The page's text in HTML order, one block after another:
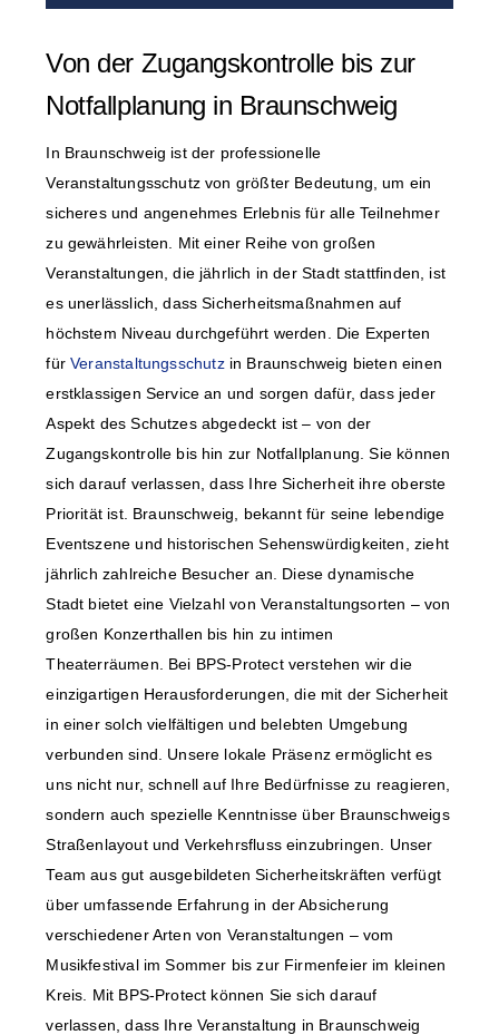
Von der Zugangskontrolle bis zur
Notfallplanung in Braunschweig
In Braunschweig ist der professionelle
Veranstaltungsschutz von größter Bedeutung, um ein
sicheres und angenehmes Erlebnis für alle Teilnehmer
zu gewährleisten. Mit einer Reihe von großen
Veranstaltungen, die jährlich in der Stadt stattfinden, ist
es unerlässlich, dass Sicherheitsmaßnahmen auf
höchstem Niveau durchgeführt werden. Die Experten
fürVeranstaltungsschutzin Braunschweig bieten einen
erstklassigen Service an und sorgen dafür, dass jeder
Aspekt des Schutzes abgedeckt ist – von der
Zugangskontrolle bis hin zur Notfallplanung. Sie können
sich darauf verlassen, dass Ihre Sicherheit ihre oberste
Priorität ist. Braunschweig, bekannt für seine lebendige
Eventszene und historischen Sehenswürdigkeiten, zieht
jährlich zahlreiche Besucher an. Diese dynamische
Stadt bietet eine Vielzahl von Veranstaltungsorten – von
großen Konzerthallen bis hin zu intimen
Theaterräumen. Bei BPS-Protect verstehen wir die
einzigartigen Herausforderungen, die mit der Sicherheit
in einer solch vielfältigen und belebten Umgebung
verbunden sind. Unsere lokale Präsenz ermöglicht es
uns nicht nur, schnell auf Ihre Bedürfnisse zu reagieren,
sondern auch spezielle Kenntnisse über Braunschweigs
Straßenlayout und Verkehrsfluss einzubringen. Unser
Team aus gut ausgebildeten Sicherheitskräften verfügt
über umfassende Erfahrung in der Absicherung
verschiedener Arten von Veranstaltungen – vom
Musikfestival im Sommer bis zur Firmenfeier im kleinen
Kreis. Mit BPS-Protect können Sie sich darauf
verlassen, dass Ihre Veranstaltung in Braunschweig